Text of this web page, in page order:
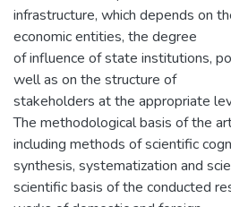
infrastructure, which depends on
economic entities, the degree
of influence of state institutions,
well as on the structure of
stakeholders at the appropriate
The methodological basis of the
including methods of scientific
synthesis, systematization and
scientific basis of the conducted